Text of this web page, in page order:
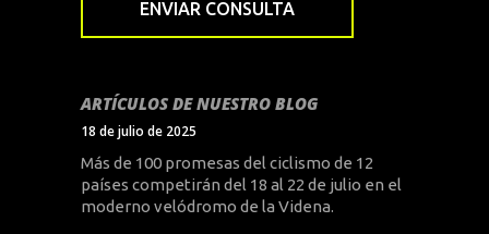
ARTÍCULOS DE NUESTRO BLOG
18 de julio de 2025
Más de 100 promesas del ciclismo de 12
países competirán del 18 al 22 de julio en el
moderno velódromo de la Videna.